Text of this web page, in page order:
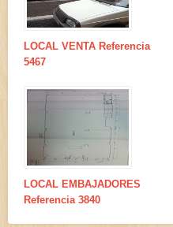
LOCAL VENTA Referencia
5467
LOCAL EMBAJADORES
Referencia 3840